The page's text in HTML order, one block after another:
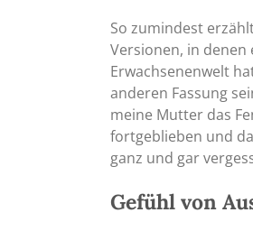
So zumindest
Versionen, in denen
Erwachsenenwelt
anderen Fassung
meine Mutter das
fortgeblieben und
ganz und gar
Gefühl von